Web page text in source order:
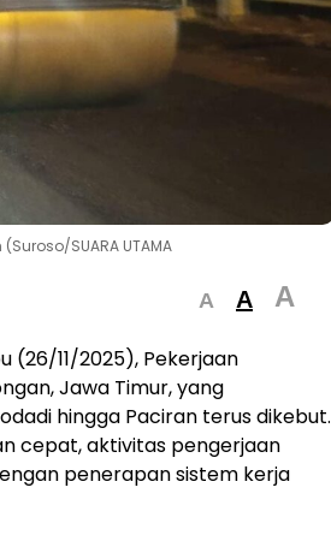
SUARA UTAMA
A A A
(26/11/2025), Pekerjaan
Jawa Timur, yang
hingga Paciran terus dikebut.
cepat, aktivitas pengerjaan
penerapan sistem kerja